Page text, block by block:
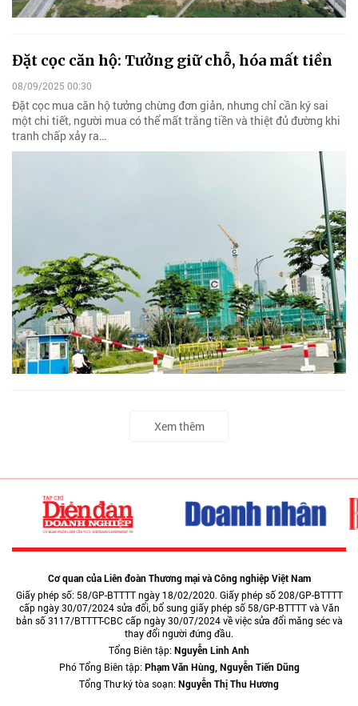
Đặt cọc căn hộ: Tưởng giữ chỗ, hóa mất tiền
08/09/2025 00:30
Đặt cọc mua căn hộ tưởng chừng đơn giản, nhưng chỉ cần ký sai
một chi tiết, người mua có thể mất trắng tiền và thiệt đủ đường khi
tranh chấp xảy ra…
Xem thêm
Cơ quan của Liên đoàn Thương mại và Công nghiệp Việt Nam
Giấy phép số: 58/GP-BTTTT ngày 18/02/2020. Giấy phép số 208/GP-BTTTT
cấp ngày 30/07/2024 sửa đổi, bổ sung giấy phép số 58/GP-BTTTT và Văn
bản số 3117/BTTTT-CBC cấp ngày 30/07/2024 về việc sửa đổi măng séc và
thay đổi người đứng đầu.
Tổng Biên tập:Nguyễn Linh Anh
Phó Tổng Biên tập:Phạm Văn Hùng, Nguyễn Tiến Dũng
Tổng Thư ký tòa soạn:Nguyễn Thị Thu Hương